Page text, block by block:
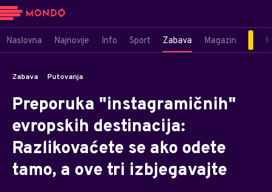
Naslovna Najnovije Info Sport Zabava Magazin
Zabava Putovanja
Preporuka "instagramičnih"
evropskih destinacija:
Razlikovaćete se ako odete
tamo, a ove tri izbjegavajte